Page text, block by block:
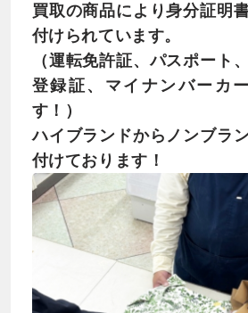
買取の商品により身分証明
付けられています。
（運転免許証、パスポート
登録証、マイナンバーカ
す！）
ハイブランドからノンブラ
付けております！